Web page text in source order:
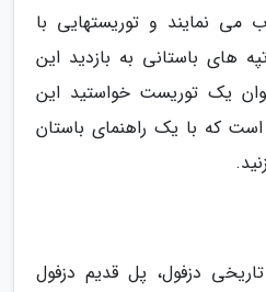
می نمایند و توریستهایی با
های باستانی به بازدید این
یک توریست خواستید این
که با یک راهنمای باستان
دزفول، پل قدیم دزفول